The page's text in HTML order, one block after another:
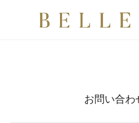
お問い合わ